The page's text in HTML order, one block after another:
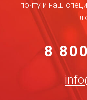
почту и наш
8